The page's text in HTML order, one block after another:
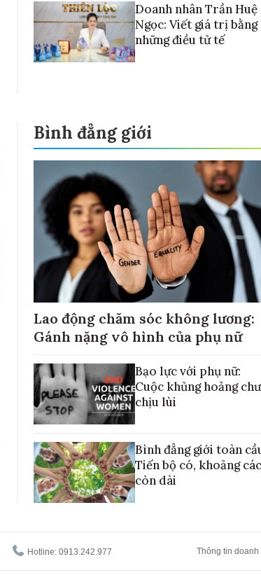
Doanh nhân Trần Huệ
Ngọc: Viết giá trị bằng
những điều tử tế
Bình đẳng giới
Lao động chăm sóc không lương:
Gánh nặng vô hình của phụ nữ
Bạo lực với phụ nữ:
Cuộc khủng hoảng
chịu lùi
Bình đẳng giới toàn
Tiến bộ có, khoảng
còn dài
Hotline: 0913.242.977 Thông tin doanh